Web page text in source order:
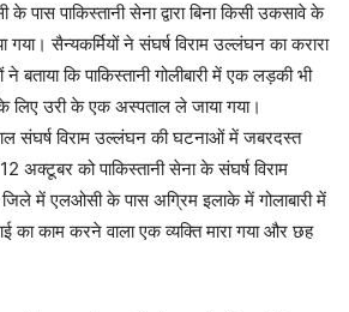
पाकिस्तानी सेना द्वारा बिना किसी उकसावे के
गया। सैन्यकर्मियों ने संघर्ष विराम उल्लंघन का करारा
बताया कि पाकिस्तानी गोलीबारी में एक लड़की भी
लिए उरी के एक अस्पताल ले जाया गया।
संघर्ष विराम उल्लंघन की घटनाओं में जबरदस्त
अक्टूबर को पाकिस्तानी सेना के संघर्ष विराम
में एलओसी के पास अग्रिम इलाके में गोलाबारी में
काम करने वाला एक व्यक्ति मारा गया और छह